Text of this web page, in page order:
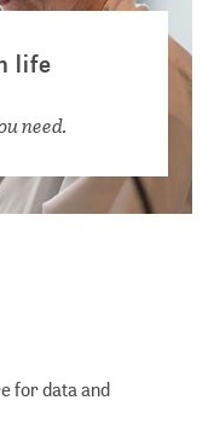
life
need.
for data and